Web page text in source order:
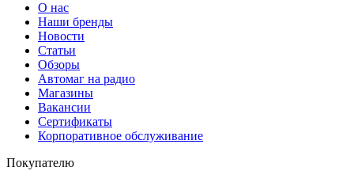
О нас
Наши бренды
Новости
Статьи
Обзоры
Автомаг на радио
Магазины
Вакансии
Сертификаты
Корпоративное обслуживание
Покупателю